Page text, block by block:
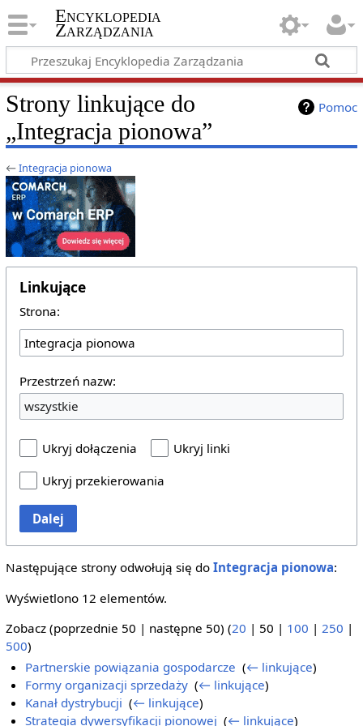
Encyklopedia
Zarządzania
Pomoc
Strony linkujące do
„Integracja pionowa”
←Integracja pionowa
Linkujące
Strona:
Przestrzeń nazw:
wszystkie
Ukryj dołączenia
Ukryj linki
Ukryj przekierowania
Dalej
Następujące strony odwołują się do Integracja pionowa:
Wyświetlono 12 elementów.
Zobacz (poprzednie 50 | następne 50) (20 | 50 | 100 | 250 |
500)
Partnerskie powiązania gospodarcze ‎(← linkujące)
Formy organizacji sprzedaży ‎(← linkujące)
Kanał dystrybucji ‎(← linkujące)
Strategia dywersyfikacji pionowej ‎(← linkujące)